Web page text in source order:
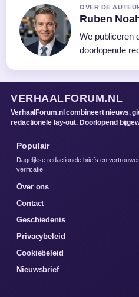
OVER DE
Ruben
We publiceren
doorlopende
VERHAALFORUM.NL
VerhaalForum.nl combineert nieuws,
redactionele lay-out. Doorlopend
Populair
Dagelijkse redactionele briefs en
verificatie.
Over ons
Contact
Geschiedenis
Privacybeleid
Cookiebeleid
Nieuwsbrief